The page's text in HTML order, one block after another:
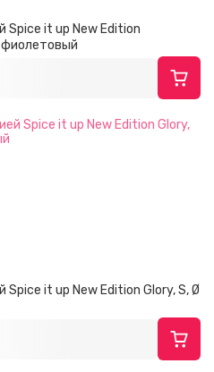
Spice it up New Edition
фиолетовый
Spice it up New Edition Glory, S, Ø